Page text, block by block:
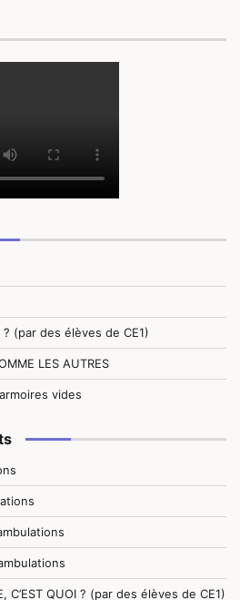
? (par des élèves de CE1)
LES AUTRES
vides
C’EST QUOI ? (par des élèves de CE1)